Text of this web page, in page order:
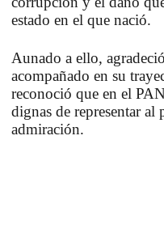
estado en el que nació.
Aunado a ello,
acompañado en su
reconoció que en el
dignas de representar al
admiración.